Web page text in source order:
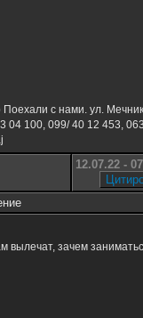
Поехали с нами. ул.
04 100, 099/ 40 12 453,
12.07.22 -
вылечат, зачем